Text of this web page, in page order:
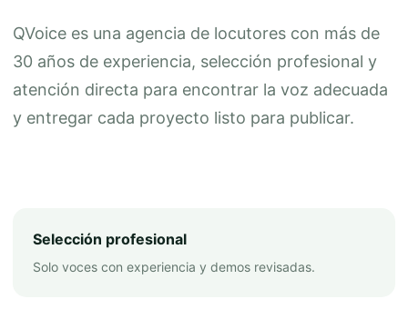
QVoice es una agencia de locutores con más de
30 años de experiencia, selección profesional y
atención directa para encontrar la voz adecuada
y entregar cada proyecto listo para publicar.
Selección profesional
Solo voces con experiencia y demos revisadas.